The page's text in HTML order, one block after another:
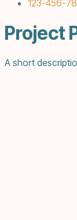
123-456-
Project
A short